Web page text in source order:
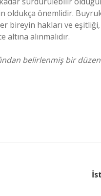
oldukça önemlidir.
bireyin hakları ve
alınmalıdır.
belirlenmiş bir